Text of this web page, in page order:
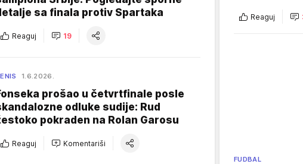
sa finala protiv Spartaka
Reaguj 19
1.6.2026.
prošao u četvrtfinale posle
odluke sudije: Rud
pokraden na Rolan Garosu
Reaguj Komentariši
Reaguj
FUDBAL